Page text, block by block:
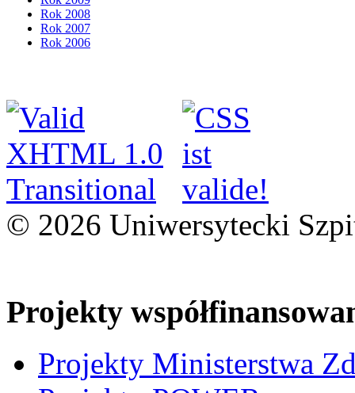
Rok 2008
Rok 2007
Rok 2006
© 2026 Uniwersytecki
Projekty
Projekty Ministerstwa